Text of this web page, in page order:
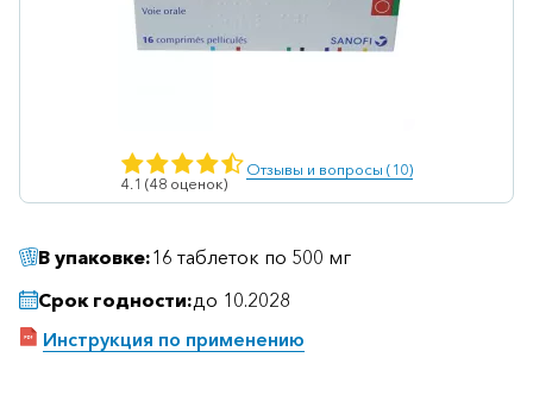
Ветеринарные
Гепатопротекторы
4.1 (48 оценок)
Отзывы и вопросы (10)
В упаковке:16 таблеток по 500 мг
Срок годности:до 10.2028
Инструкция по применению